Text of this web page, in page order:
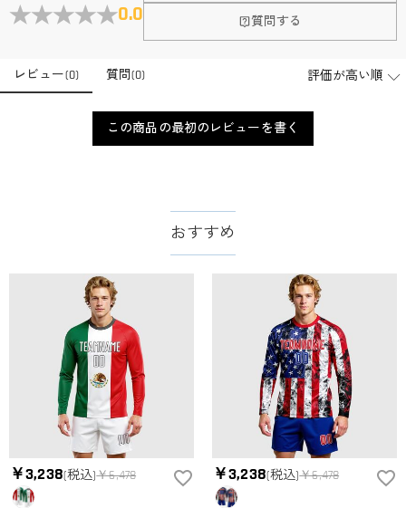
0.0 質問する
レビュー(0) 質問(0)
この商品の最初のレビューを書く
おすすめ
￥3,238(税込)￥6,478 ￥3,238(税込)￥6,478